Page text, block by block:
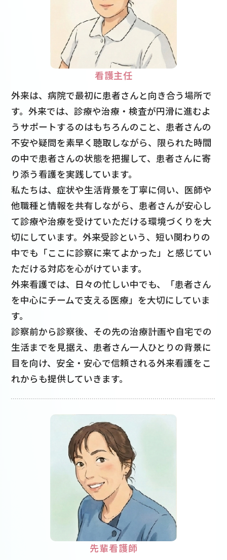
看護主任
外来は、病院で最初に患者さんと向き合う場所で
す。外来では、診療や治療・検査が円滑に進むよ
うサポートするのはもちろんのこと、患者さんの
不安や疑問を素早く聴取しながら、限られた時間
の中で患者さんの状態を把握して、患者さんに寄
り添う看護を実践しています。
私たちは、症状や生活背景を丁寧に伺い、医師や
他職種と情報を共有しながら、患者さんが安心し
て診療や治療を受けていただける環境づくりを大
切にしています。外来受診という、短い関わりの
中でも「ここに診察に来てよかった」と感じてい
ただける対応を心がけています。
外来看護では、日々の忙しい中でも、「患者さん
を中心にチームで支える医療」を大切にしていま
す。
診察前から診察後、その先の治療計画や自宅での
生活までを見据え、患者さん一人ひとりの背景に
目を向け、安全・安心で信頼される外来看護をこ
れからも提供していきます。
先輩看護師